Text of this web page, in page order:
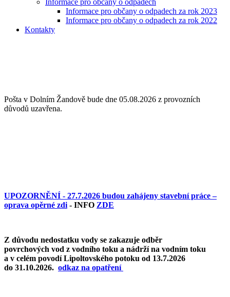
Informace pro občany o odpadech
Informace pro občany o odpadech za rok 2023
Informace pro občany o odpadech za rok 2022
Kontakty
Pošta v Dolním Žandově bude dne 05.08.2026 z provozních
důvodů uzavřena.
UPOZORNĚNÍ - 27.7.2026 budou zahájeny stavební práce –
oprava opěrné zdi - INFO ZDE
Z důvodu nedostatku vody se zakazuje odběr
povrchových vod z vodního toku a nádrží na vodním toku
a v celém povodí Lipoltovského potoku od 13.7.2026
do 31.10.2026. odkaz na opatření